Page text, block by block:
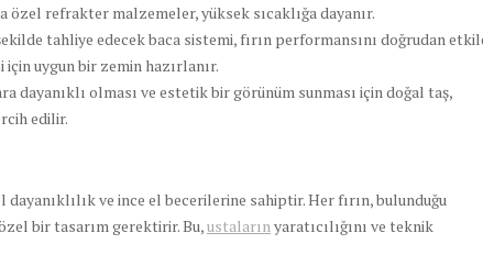
özel refrakter malzemeler, yüksek sıcaklığa dayanır.
tahliye edecek baca sistemi, fırın performansını doğrudan
uygun bir zemin hazırlanır.
dayanıklı olması ve estetik bir görünüm sunması için doğal taş,
edilir.
ve ince el becerilerine sahiptir. Her fırın, bulunduğu
bir tasarım gerektirir. Bu,ustalarınyaratıcılığını ve teknik